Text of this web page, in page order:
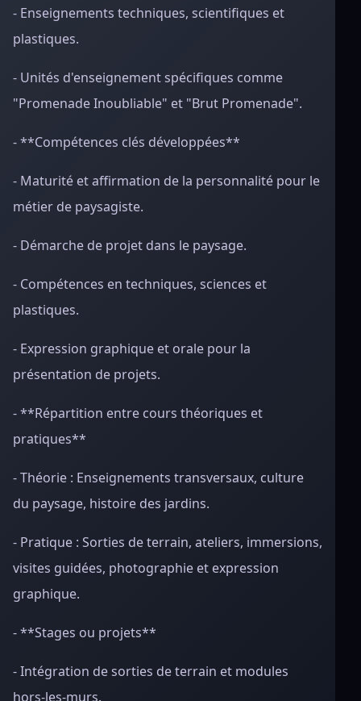
- Enseignements techniques, scientifiques et
plastiques.
- Unités d'enseignement spécifiques comme
"Promenade Inoubliable" et "Brut Promenade".
- **Compétences clés développées**
- Maturité et affirmation de la personnalité pour le
métier de paysagiste.
- Démarche de projet dans le paysage.
- Compétences en techniques, sciences et
plastiques.
- Expression graphique et orale pour la
présentation de projets.
- **Répartition entre cours théoriques et
pratiques**
- Théorie : Enseignements transversaux, culture
du paysage, histoire des jardins.
- Pratique : Sorties de terrain, ateliers, immersions,
visites guidées, photographie et expression
graphique.
- **Stages ou projets**
- Intégration de sorties de terrain et modules
hors-les-murs.